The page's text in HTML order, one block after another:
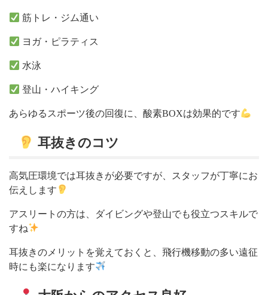
筋トレ・ジム通い
ヨガ・ピラティス
水泳
登山・ハイキング
あらゆるスポーツ後の回復に、酸素BOXは効果的です
耳抜きのコツ
高気圧環境では耳抜きが必要ですが、スタッフが丁寧にお
伝えします
アスリートの方は、ダイビングや登山でも役立つスキルで
すね
耳抜きのメリットを覚えておくと、飛行機移動の多い遠征
時にも楽になります